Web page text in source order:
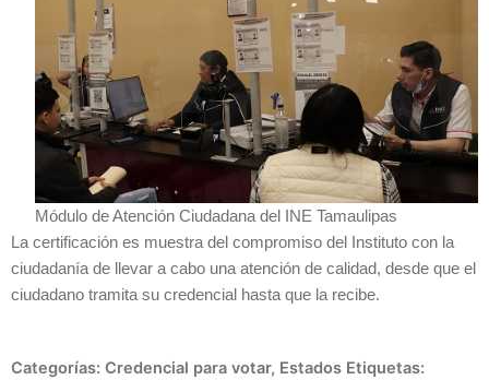
Módulo de Atención Ciudadana del INE Tamaulipas
La certificación es muestra del compromiso del Instituto con la
ciudadanía de llevar a cabo una atención de calidad, desde que el
ciudadano tramita su credencial hasta que la recibe.
Categorías: Credencial para votar, Estados Etiquetas: